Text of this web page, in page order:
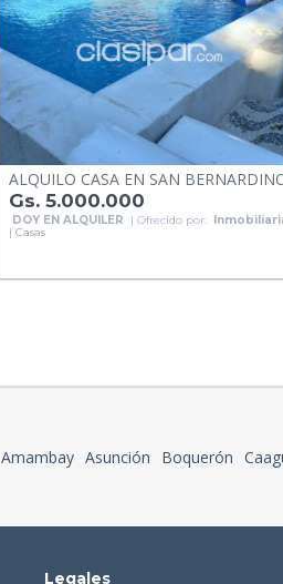
ALQUILO CASA EN SAN
Gs. 5.000.000
DOY EN ALQUILER | Ofrecido por:
| Casas
Amambay Asunción Boquerón
Legales